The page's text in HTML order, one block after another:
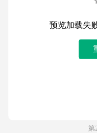
预览加载失
第